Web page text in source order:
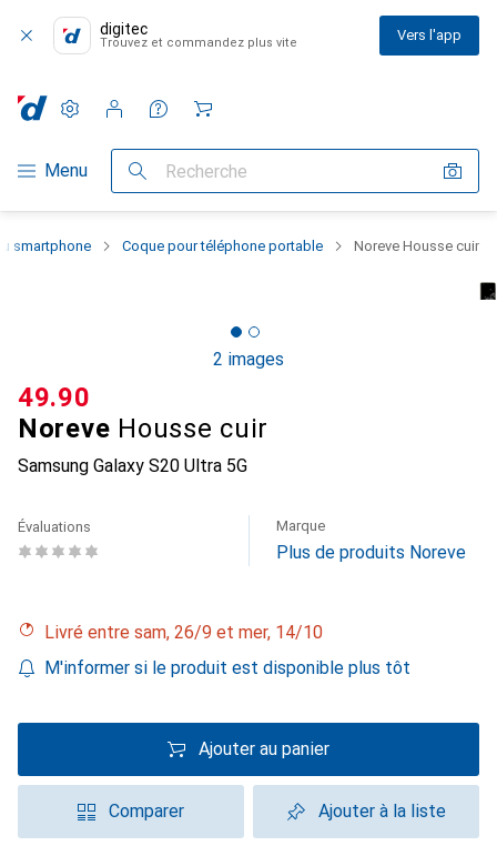
digitec
Trouvez et commandez plus vite Vers l'app
Navigation par catégorie
Menu Recherche
Paramètres
Compte client
Listes de comparaison
Listes d'envies
Panier
smartphone Coque pour téléphone portable Noreve Housse cuir
2 images
Noreve Housse cuir
Samsung Galaxy S20 Ultra 5G
CHF
49.90
Évaluations Marque
Plus de produits Noreve
Livré entre sam, 26/9 et mer, 14/10
M'informer si le produit est disponible plus tôt
Ajouter au panier
Comparer Ajouter à la liste